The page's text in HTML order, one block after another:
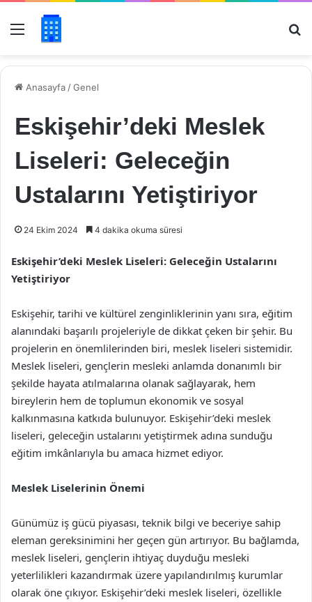
Menü
Anasayfa /Genel
Eskişehir’deki Meslek
Liseleri: Geleceğin
Ustalarını Yetiştiriyor
24 Ekim 2024 4 dakika okuma süresi
Eskişehir’deki Meslek Liseleri: Geleceğin Ustalarını
Yetiştiriyor
Eskişehir, tarihi ve kültürel zenginliklerinin yanı sıra, eğitim
alanındaki başarılı projeleriyle de dikkat çeken bir şehir. Bu
projelerin en önemlilerinden biri, meslek liseleri sistemidir.
Meslek liseleri, gençlerin mesleki anlamda donanımlı bir
şekilde hayata atılmalarına olanak sağlayarak, hem
bireylerin hem de toplumun ekonomik ve sosyal
kalkınmasına katkıda bulunuyor. Eskişehir’deki meslek
liseleri, geleceğin ustalarını yetiştirmek adına sunduğu
eğitim imkânlarıyla bu amaca hizmet ediyor.
Meslek Liselerinin Önemi
Günümüz iş gücü piyasası, teknik bilgi ve beceriye sahip
eleman gereksinimini her geçen gün artırıyor. Bu bağlamda,
meslek liseleri, gençlerin ihtiyaç duyduğu mesleki
yeterlilikleri kazandırmak üzere yapılandırılmış kurumlar
olarak öne çıkıyor. Eskişehir’deki meslek liseleri, özellikle